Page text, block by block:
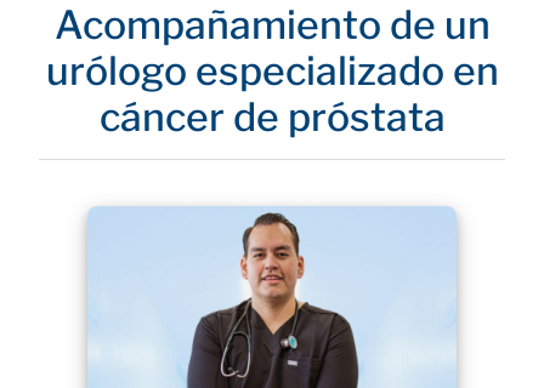
Acompañamiento de un
urólogo especializado en
cáncer de próstata